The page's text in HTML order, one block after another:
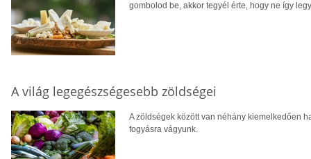
gombolod be, akkor tegyél érte, hogy ne így
A világ legegészségesebb zöldségei
A zöldségek között van néhány kiemelkedően
fogyásra vágyunk.